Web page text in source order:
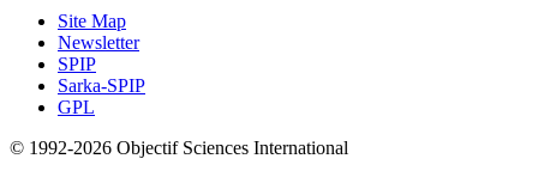
Site Map
Newsletter
SPIP
Sarka-SPIP
GPL
© 1992-2026 Objectif Sciences International